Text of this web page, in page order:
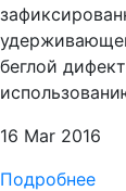
беглой
16 Mar 2016
Подробнее